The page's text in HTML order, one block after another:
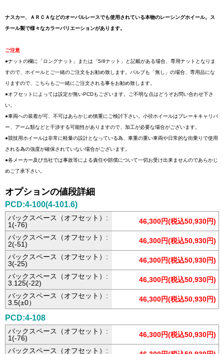
ナスカー、ＡＲＣＡなどのオーバルレースでも使用されている本物のレーシングホイール。ス
チール製で様々なカラーバリエーションがあります。
ご注意
●ナットの欄に「ロングナット」または「5/8ナット」と記載がある場合、専用ナットとなりま
すので、ホイールとご一緒のご注文をお勧め致します。バルブも「無し」の場合、専用品にな
りますので、こちらもご一緒にご注文される事をお勧め致します。
●オフセットによっては設定が無いPCDもございます。ご不明な点はどうぞお問い合わせ下さ
い。
●車両への装着が可、不可はあらかじめ慎重にご検討下さい。小径ホイールはブレーキキャリパ
ー、アーム類などと干渉する可能性がありますので、加工が必要な場合がございます。
●競技用ホイールは非常に軽量の設計となっている為、車重の重い車両や日常的な街乗りで使用
される為の強度が確保されていない場合がございます。
●各メーカー及び当社では事故等による責任や賠償について一切お受け出来ませんのであらかじ
めご了承下さい。
オプションの値段詳細
PCD:4-100(4-101.6)
バックスペース（オフセット）:
1(-76)
46,300円(税込50,930円)
バックスペース（オフセット）:
2(-51)
46,300円(税込50,930円)
バックスペース（オフセット）:
3(-25)
46,300円(税込50,930円)
バックスペース（オフセット）:
3.125(-22)
46,300円(税込50,930円)
バックスペース（オフセット）:
3.5(±0）
46,300円(税込50,930円)
PCD:4-108
バックスペース（オフセット）:
1(-76)
46,300円(税込50,930円)
バックスペース（オフセット）: